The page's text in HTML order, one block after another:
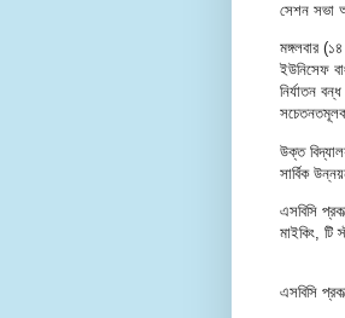
সেশন সভা
মঙ্গলবার
ইউনিসেফ
নির্যাতন
উক্ত
সার্বিক
এসবিসি
মাইকিং, টি
এসবিসি